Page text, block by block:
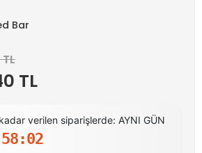
Bar
TL
verilen siparişlerde: AYNI GÜN